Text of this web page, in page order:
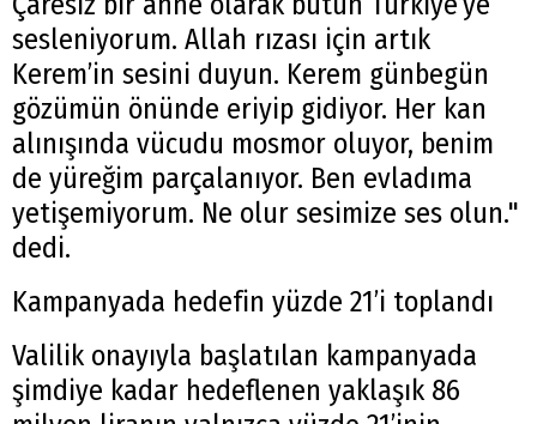
sesleniyorum. Allah rızası için artık
Kerem’in sesini duyun. Kerem günbegün
gözümün önünde eriyip gidiyor. Her kan
alınışında vücudu mosmor oluyor, benim
de yüreğim parçalanıyor. Ben evladıma
yetişemiyorum. Ne olur sesimize ses olun."
dedi.
Kampanyada hedefin yüzde 21’i toplandı
Valilik onayıyla başlatılan kampanyada
şimdiye kadar hedeflenen yaklaşık 86